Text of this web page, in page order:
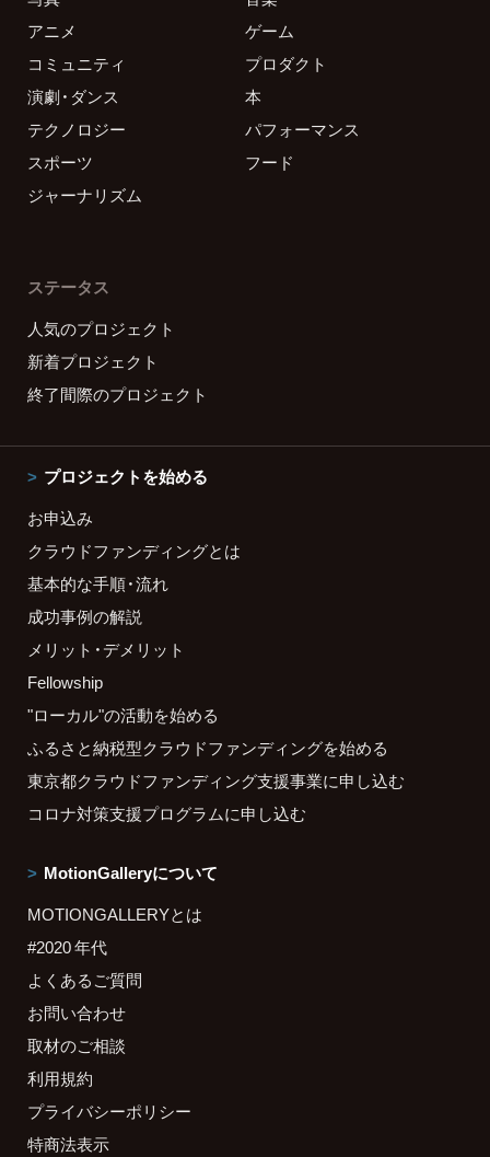
アニメ
ゲーム
コミュニティ
プロダクト
演劇・ダンス
本
テクノロジー
パフォーマンス
スポーツ
フード
ジャーナリズム
ステータス
人気のプロジェクト
新着プロジェクト
終了間際のプロジェクト
プロジェクトを始める
お申込み
クラウドファンディングとは
基本的な手順・流れ
成功事例の解説
メリット・デメリット
Fellowship
"ローカル"の活動を始める
ふるさと納税型クラウドファンディングを始める
東京都クラウドファンディング支援事業に申し込む
コロナ対策支援プログラムに申し込む
MotionGalleryについて
MOTIONGALLERYとは
#2020 年代
よくあるご質問
お問い合わせ
取材のご相談
利用規約
プライバシーポリシー
特商法表示